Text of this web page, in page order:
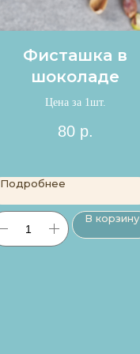
Фисташка в
шоколаде
Цена за 1шт.
80 р.
Подробнее
В корзину